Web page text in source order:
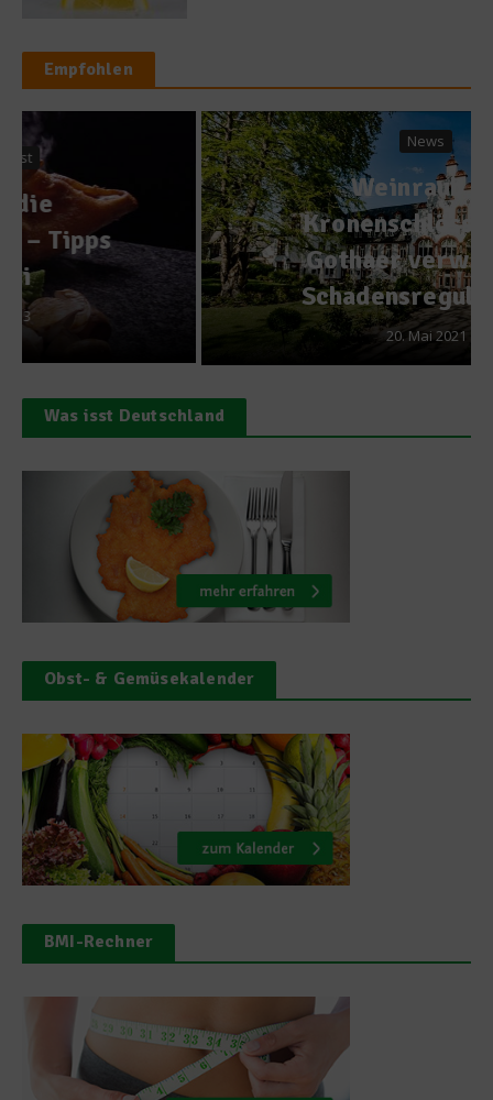
Empfohlen
News
Weinraub im
Kronenschlösschen –
Gothaer verweigert
Schadensregulierung
Was isst Deutschland
Obst- & Gemüsekalender
BMI-Rechner